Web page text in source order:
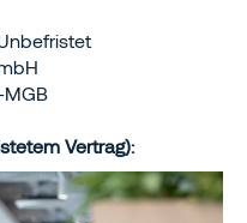
MGB
Vertrag):